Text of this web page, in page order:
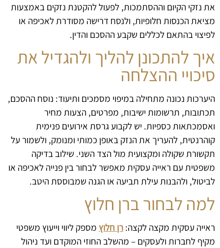
את נזקי הקיום וההסתמכות, לפעול להקטנת נזקים באמצעות
מציאת הכנסות חלופיות, ולנסח דרישה מסודרת לאכיפה או
לפיצוי בהתאם לכללים שקבע ההסכם והדין.
איך להתכונן להליך ולהגדיל את
סיכויי ההצלחה
היערכות נכונה מתחילה במיפוי מסמכים ותיעוד: נוסח ההסכם,
תכתובות, תרשומות ישיבות, מפרטים, הצעות מחיר
ואסמכתאות כספיות. יש לקבוע גרסת אירועים פנימית
קוהרנטית, להעריך את הנזק באופן כמותי ומנומק, ולשמור על
תקשורת שקולה ומקצועית מול הצד השני. שילוב בדיקה
משפטית עם ראייה עסקית מאפשר לבחור בין פנייה לאכיפה או
לביטול, ולהבנות עילת תביעה או הגנה שמבוססת היטב.
למה לבחור ברן חלוץ
ראייה עסקית מקצה לקצה: רן חלוץ מספק ליווי וייעוץ משפטי
מקיף לחברות ולעסקים – מהשלב החוזי המוקדם ועד ניהול